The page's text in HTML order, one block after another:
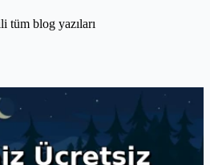
blog yazıları